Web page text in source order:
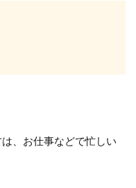
、お仕事などで忙しい